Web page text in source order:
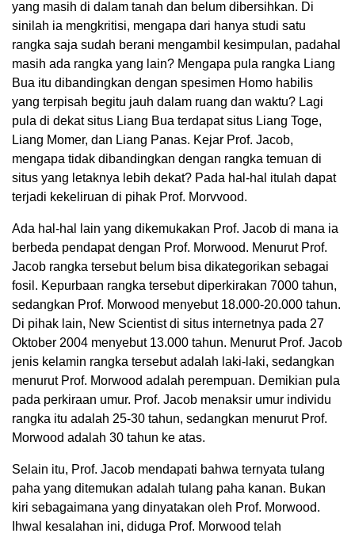
yang masih di dalam tanah dan belum dibersihkan. Di
sinilah ia mengkritisi, mengapa dari hanya studi satu
rangka saja sudah berani mengambil kesimpulan, padahal
masih ada rangka yang lain? Mengapa pula rangka Liang
Bua itu dibandingkan dengan spesimen Homo habilis
yang terpisah begitu jauh dalam ruang dan waktu? Lagi
pula di dekat situs Liang Bua terdapat situs Liang Toge,
Liang Momer, dan Liang Panas. Kejar Prof. Jacob,
mengapa tidak dibandingkan dengan rangka temuan di
situs yang letaknya lebih dekat? Pada hal-hal itulah dapat
terjadi kekeliruan di pihak Prof. Morvvood.
Ada hal-hal lain yang dikemukakan Prof. Jacob di mana ia
berbeda pendapat dengan Prof. Morwood. Menurut Prof.
Jacob rangka tersebut belum bisa dikategorikan sebagai
fosil. Kepurbaan rangka tersebut diperkirakan 7000 tahun,
sedangkan Prof. Morwood menyebut 18.000-20.000 tahun.
Di pihak lain, New Scientist di situs internetnya pada 27
Oktober 2004 menyebut 13.000 tahun. Menurut Prof. Jacob
jenis kelamin rangka tersebut adalah laki-laki, sedangkan
menurut Prof. Morwood adalah perempuan. Demikian pula
pada perkiraan umur. Prof. Jacob menaksir umur individu
rangka itu adalah 25-30 tahun, sedangkan menurut Prof.
Morwood adalah 30 tahun ke atas.
Selain itu, Prof. Jacob mendapati bahwa ternyata tulang
paha yang ditemukan adalah tulang paha kanan. Bukan
kiri sebagaimana yang dinyatakan oleh Prof. Morwood.
Ihwal kesalahan ini, diduga Prof. Morwood telah